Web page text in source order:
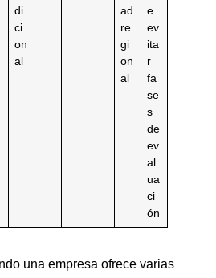
di
ci
on
al
ad
re
gi
on
al
e
ev
ita
r
fa
se
s
de
ev
al
ua
ci
ón
una empresa ofrece varias